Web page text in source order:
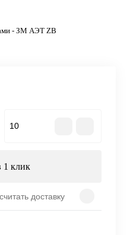
- ЗМ АЭТ ZB
1 клик
доставку